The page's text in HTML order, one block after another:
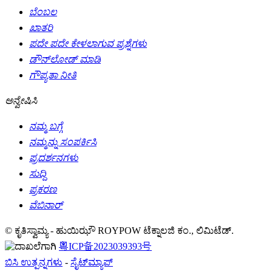
ಬೆಂಬಲ
ಖಾತರಿ
ಪದೇ ಪದೇ ಕೇಳಲಾಗುವ ಪ್ರಶ್ನೆಗಳು
ಡೌನ್‌ಲೋಡ್ ಮಾಡಿ
ಗೌಪ್ಯತಾ ನೀತಿ
ಅನ್ವೇಷಿಸಿ
ನಮ್ಮ ಬಗ್ಗೆ
ನಮ್ಮನ್ನು ಸಂಪರ್ಕಿಸಿ
ಪ್ರದರ್ಶನಗಳು
ಸುದ್ದಿ
ಪ್ರಕರಣ
ವೆಬಿನಾರ್
© ಕೃತಿಸ್ವಾಮ್ಯ - ಹುಯಿಝೌ ROYPOW ಟೆಕ್ನಾಲಜಿ ಕಂ., ಲಿಮಿಟೆಡ್.
粤ICP备2023039393号
ಬಿಸಿ ಉತ್ಪನ್ನಗಳು - ಸೈಟ್‌ಮ್ಯಾಪ್